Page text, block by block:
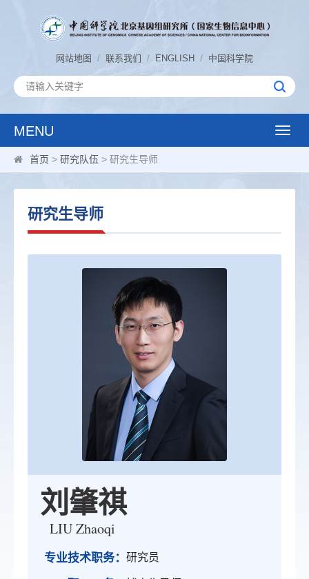
网站地图 / 联系我们 / ENGLISH / 中国科学院
MENU
Toggle
首页 > 研究队伍 > 研究生导师
研究生导师
刘肇祺
LIU Zhaoqi
专业技术职务： 研究员